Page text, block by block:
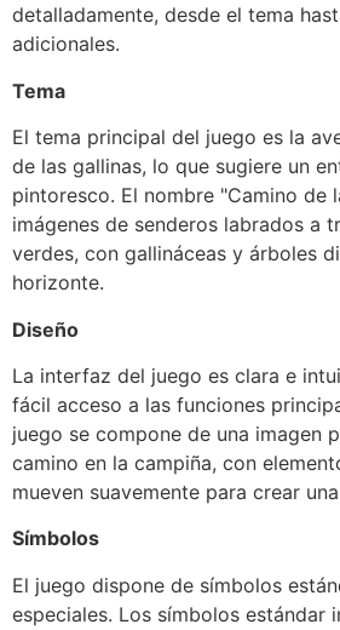
detalladamente, desde el tema
adicionales.
Tema
El tema principal del juego es la
de las gallinas, lo que sugiere un
pintoresco. El nombre "Camino de
imágenes de senderos labrados a
verdes, con gallináceas y árboles
horizonte.
Diseño
La interfaz del juego es clara e
fácil acceso a las funciones
juego se compone de una imagen
camino en la campiña, con
mueven suavemente para crear
Símbolos
El juego dispone de símbolos
especiales. Los símbolos estándar